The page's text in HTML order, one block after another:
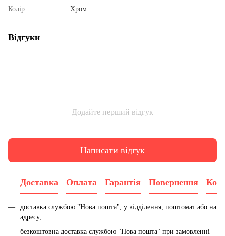
Колір
Хром
Відгуки
Додайте перший відгук
Написати відгук
Доставка Оплата Гарантія Повернення
доставка службою "Нова пошта", у відділення, поштомат або на
адресу;
безкоштовна доставка службою "Нова пошта" при замовленні